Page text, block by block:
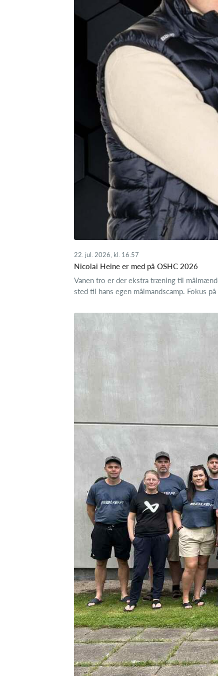
22. jul. 2026, kl. 16.57
Nicolai Heine er med på OSHC 2026
Vanen tro er der ekstra træning til
sted til hans egen målmandscamp. Fokus